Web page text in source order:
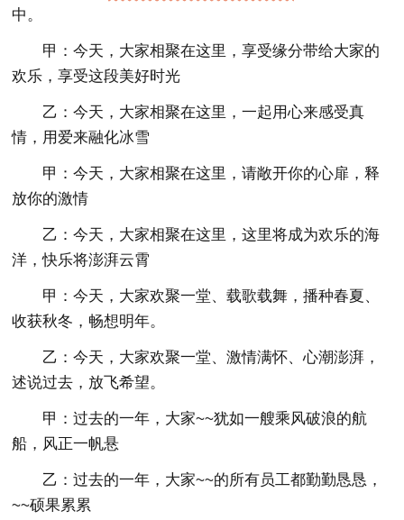
中。
甲：今天，大家相聚在这里，享受缘分带给大家的
欢乐，享受这段美好时光
乙：今天，大家相聚在这里，一起用心来感受真
情，用爱来融化冰雪
甲：今天，大家相聚在这里，请敞开你的心扉，释
放你的激情
乙：今天，大家相聚在这里，这里将成为欢乐的海
洋，快乐将澎湃云霄
甲：今天，大家欢聚一堂、载歌载舞，播种春夏、
收获秋冬，畅想明年。
乙：今天，大家欢聚一堂、激情满怀、心潮澎湃，
述说过去，放飞希望。
甲：过去的一年，大家~~犹如一艘乘风破浪的航
船，风正一帆悬
乙：过去的一年，大家~~的所有员工都勤勤恳恳，
~~硕果累累